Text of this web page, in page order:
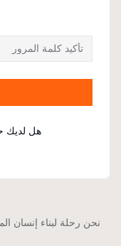
هل لديك
نحن رحلة لبناء إنسان